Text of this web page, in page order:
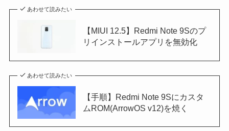
あわせて読みたい
【MIUI 12.5】Redmi Note 9Sのプ
リインストールアプリを無効化
あわせて読みたい
【手順】Redmi Note 9Sにカスタ
ムROM(ArrowOS v12)を焼く